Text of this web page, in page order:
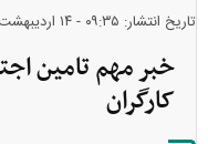
تاریخ انتشار: ۰۹:۳۵ - ۱۴ ارديبهشت ۱۴۰۵
خبر مهم تامین
کارگران